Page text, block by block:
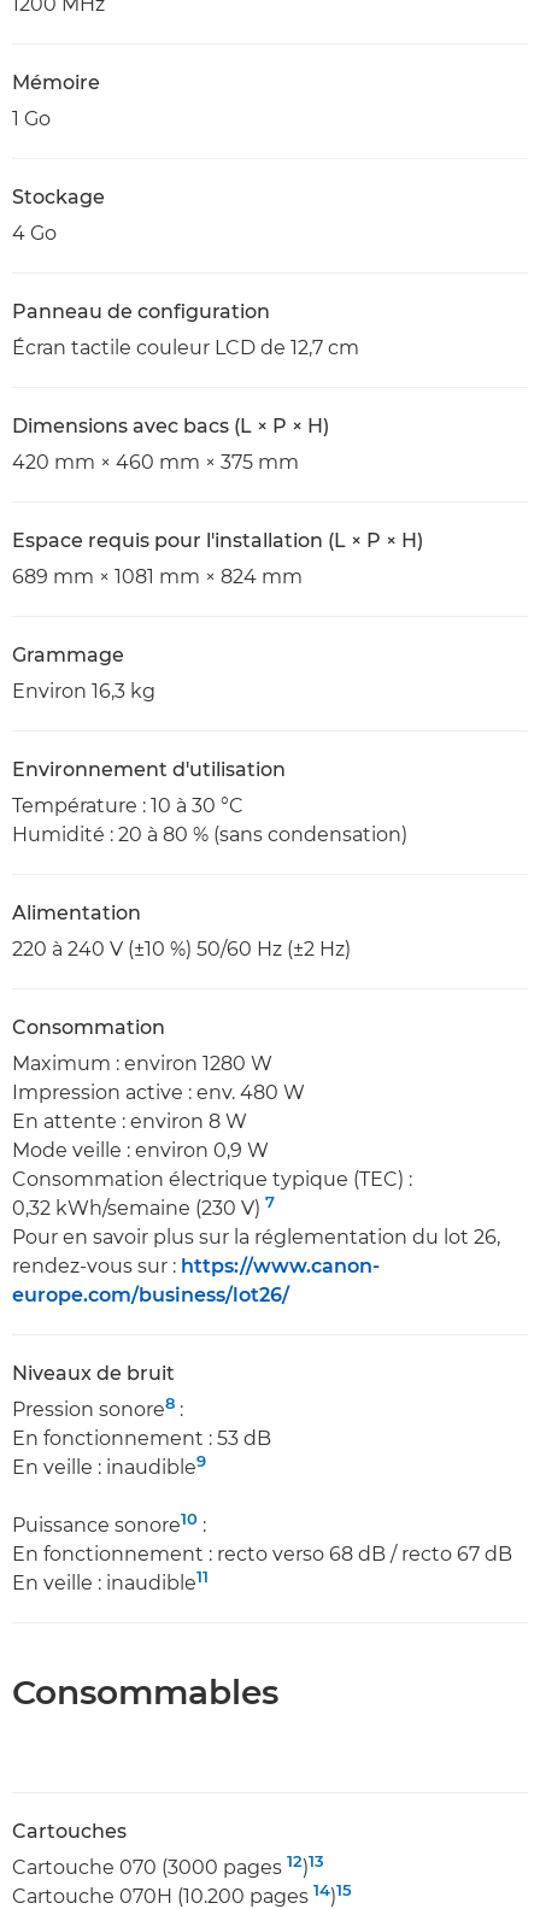
Mémoire
1 Go
Stockage
4 Go
Panneau de configuration
Écran tactile couleur LCD de 12,7 cm
Dimensions avec bacs (L × P × H)
420 mm × 460 mm × 375 mm
Espace requis pour l'installation (L × P × H)
689 mm × 1081 mm × 824 mm
Grammage
Environ 16,3 kg
Environnement d'utilisation
Température : 10 à 30 °C
Humidité : 20 à 80 % (sans condensation)
Alimentation
220 à 240 V (±10 %) 50/60 Hz (±2 Hz)
Consommation
Maximum : environ 1280 W
Impression active : env. 480 W
En attente : environ 8 W
Mode veille : environ 0,9 W
Consommation électrique typique (TEC) :
0,32 kWh/semaine (230 V) 7
Pour en savoir plus sur la réglementation du lot 26,
rendez-vous sur : https://www.canon-
europe.com/business/lot26/
Niveaux de bruit
Pression sonore8 :
En fonctionnement : 53 dB
En veille : inaudible9
Puissance sonore10 :
En fonctionnement : recto verso 68 dB / recto 67 dB
En veille : inaudible11
Consommables
Cartouches
Cartouche 070 (3000 pages 12)13
Cartouche 070H (10.200 pages 14)15